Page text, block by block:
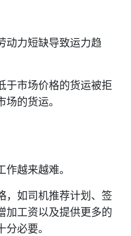
动力短缺导致运力趋
于市场价格的货运被拒
的货运。
越来越难。
，如司机推荐计划、签
加工资以及提供更多的
必要。